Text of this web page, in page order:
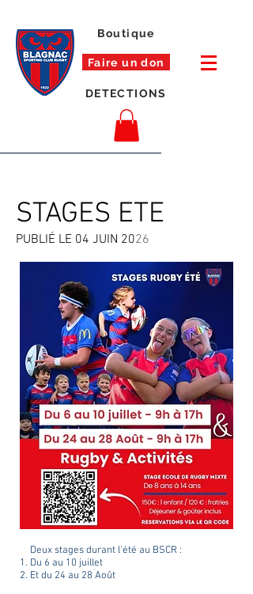
Boutique
Faire un don
DETECTIONS
STAGES ETE
PUBLIÉ LE 04 JUIN 20​26
Deux stages durant l'été au BSCR :
Du 6 au 10 juillet
Et du 24 au 28 Août